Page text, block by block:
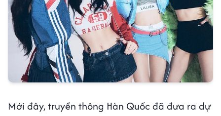
Mới đây, truyền thông Hàn Quốc đã đưa ra dự